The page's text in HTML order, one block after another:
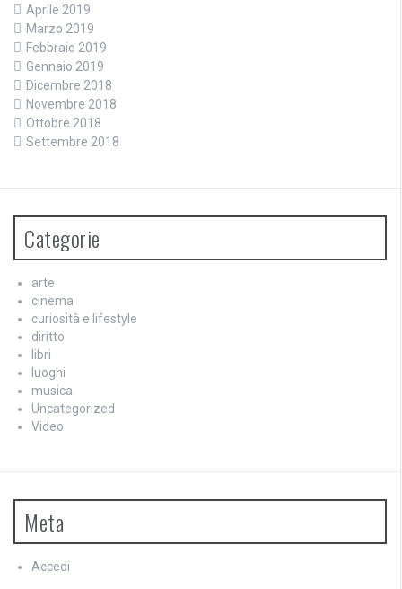
Aprile 2019
Marzo 2019
Febbraio 2019
Gennaio 2019
Dicembre 2018
Novembre 2018
Ottobre 2018
Settembre 2018
Categorie
arte
cinema
curiosità e lifestyle
diritto
libri
luoghi
musica
Uncategorized
Video
Meta
Accedi